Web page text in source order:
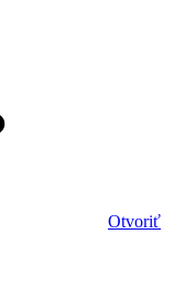
Otvoriť